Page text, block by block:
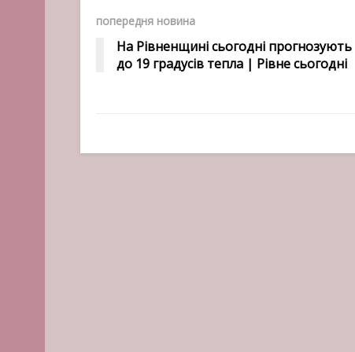
попередня новина
На Рівненщині сьогодні прогнозують
до 19 градусів тепла | Рівне сьогодні